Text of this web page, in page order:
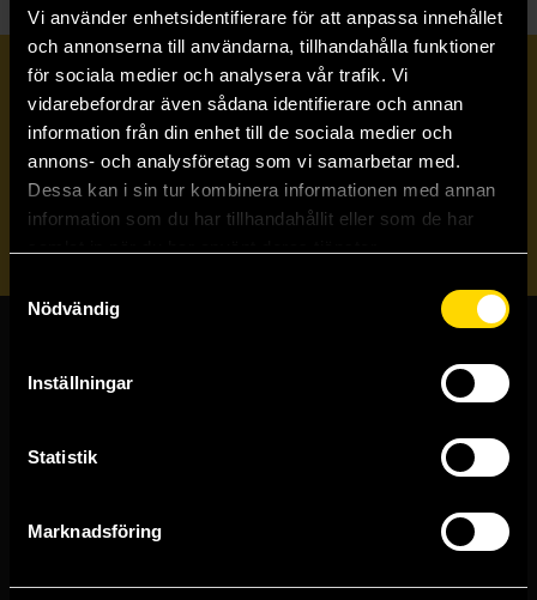
Vi använder enhetsidentifierare för att anpassa innehållet
och annonserna till användarna, tillhandahålla funktioner
för sociala medier och analysera vår trafik. Vi
vidarebefordrar även sådana identifierare och annan
information från din enhet till de sociala medier och
annons- och analysföretag som vi samarbetar med.
Dessa kan i sin tur kombinera informationen med annan
information som du har tillhandahållit eller som de har
Nödvändig
Inställningar
Statistik
Marknadsföring
Prenumerera på vårt nyhetsbrev
Veckobrevet
Skicka
Butiker & kundtjänst
Västerlånggatan 48
Göteborgsbutiken
Kungsgatan 19